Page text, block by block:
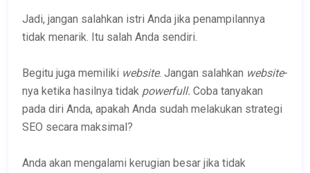
Jadi, jangan salahkan istri Anda jika penampilannya
tidak menarik. Itu salah Anda sendiri.
Begitu juga memiliki website. Jangan salahkan website-
nya ketika hasilnya tidak powerfull. Coba tanyakan
pada diri Anda, apakah Anda sudah melakukan strategi
SEO secara maksimal?
Anda akan mengalami kerugian besar jika tidak